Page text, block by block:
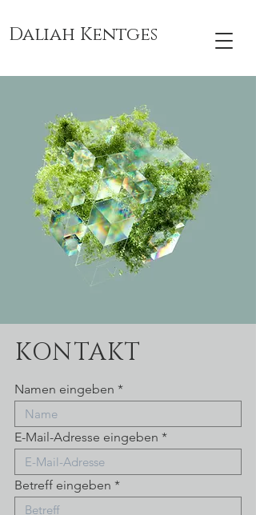
Daliah Kentges
KONTAKT
Namen eingeben
E-Mail-Adresse eingeben
Betreff eingeben